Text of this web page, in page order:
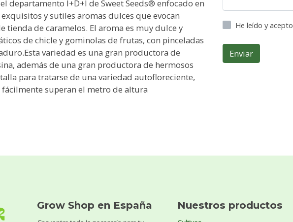
departamento I+D+I de Sweet Seeds® enfocado en
y sutiles aromas dulces que evocan
tienda de caramelos. El aroma es muy dulce y
de chicle y gominolas de frutas, con pinceladas
variedad es una gran productora de
además de una gran productora de hermosos
para tratarse de una variedad autofloreciente,
superan el metro de altura
He leído y acepto
Enviar
Grow Shop en España Nuestros productos